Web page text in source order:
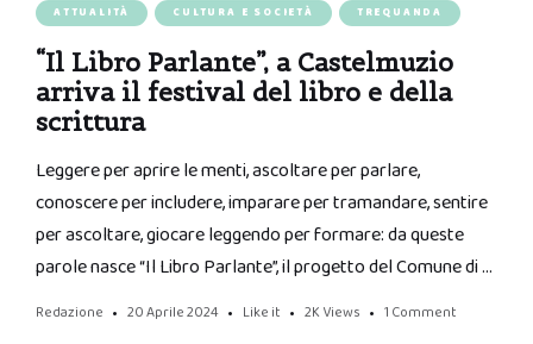
ATTUALITÀ CULTURA E SOCIETÀ TREQUANDA
“Il Libro Parlante”, a Castelmuzio
arriva il festival del libro e della
scrittura
Leggere per aprire le menti, ascoltare per parlare,
conoscere per includere, imparare per tramandare, sentire
per ascoltare, giocare leggendo per formare: da queste
parole nasce “Il Libro Parlante”, il progetto del Comune di …
Redazione 20 Aprile 2024 Like it 2K Views 1 Comment